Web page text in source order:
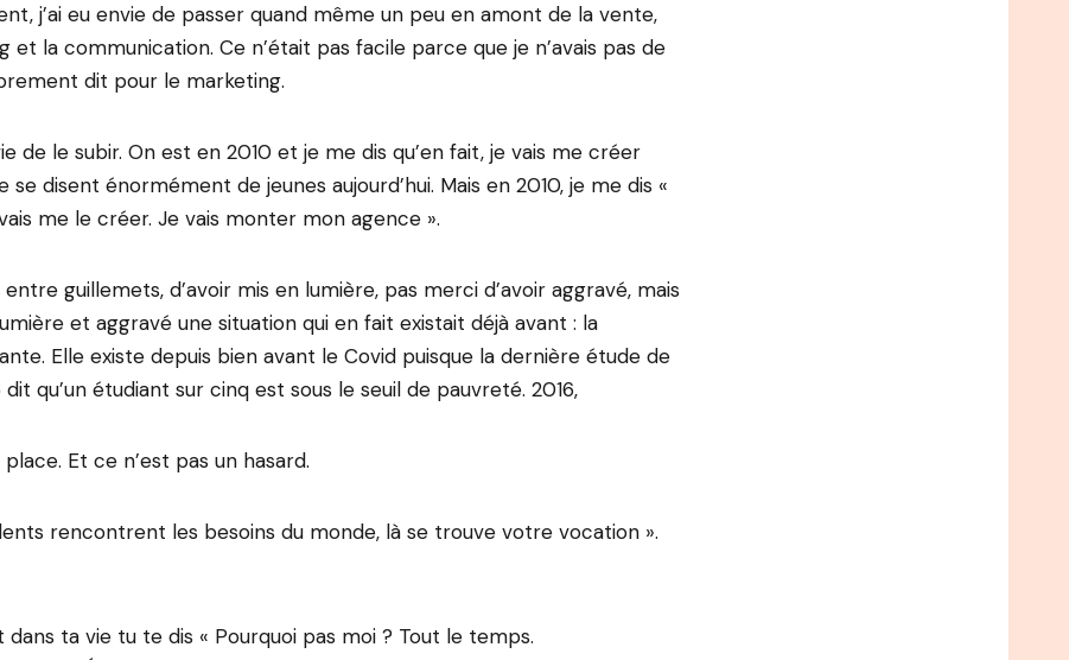
j’ai eu envie de passer quand même un peu en amont de la vente,
et la communication. Ce n’était pas facile parce que je n’avais pas de
dit pour le marketing.
de le subir. On est en 2010 et je me dis qu’en fait, je vais me créer
se disent énormément de jeunes aujourd’hui. Mais en 2010, je me dis «
me le créer. Je vais monter mon agence ».
entre guillemets, d’avoir mis en lumière, pas merci d’avoir aggravé, mais
et aggravé une situation qui en fait existait déjà avant : la
Elle existe depuis bien avant le Covid puisque la dernière étude de
dit qu’un étudiant sur cinq est sous le seuil de pauvreté. 2016,
place. Et ce n’est pas un hasard.
rencontrent les besoins du monde, là se trouve votre vocation ».
ta vie tu te dis « Pourquoi pas moi ? Tout le temps.